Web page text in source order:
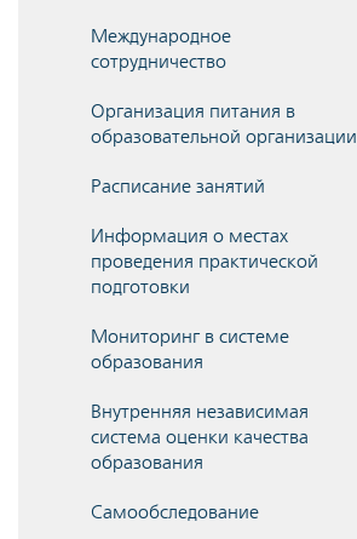
Международное
сотрудничество
Организация питания в
образовательной организации
Расписание занятий
Информация о местах
проведения практической
подготовки
Мониторинг в системе
образования
Внутренняя независимая
система оценки качества
образования
Самообследование